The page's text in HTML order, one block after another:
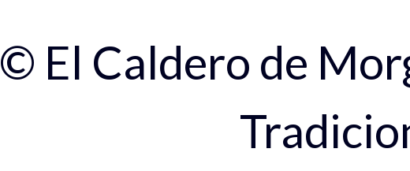
© El Caldero de